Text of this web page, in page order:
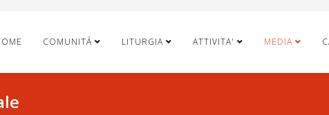
COMUNITÁ LITURGIA ATTIVITA' MEDIA